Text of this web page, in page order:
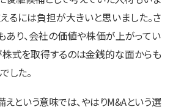
るには負担が大きいと思いました。さ
り、会社の価値や株価が上がってい
式を取得するのは金銭的な面からも
した。
えという意味では、やはりM&Aという選